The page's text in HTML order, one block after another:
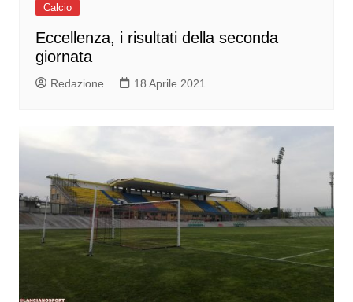
Calcio
Eccellenza, i risultati della seconda
giornata
Redazione 18 Aprile 2021